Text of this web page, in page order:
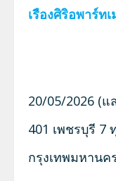
เรืองศิริอพาร์ท
20/05/2026 (แ
401 เพชรบุรี 7
กรุงเทพมหานค